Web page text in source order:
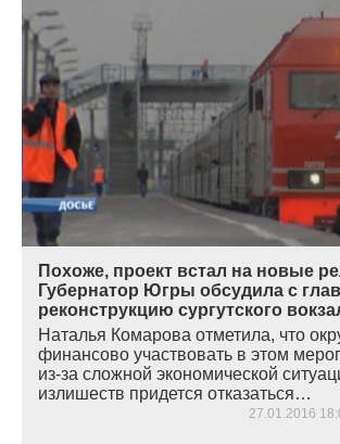
Похоже, проект встал на новые
Губернатор Югры обсудила с
реконструкцию сургутского
Наталья Комарова отметила, что
финансово участвовать в этом
из-за сложной экономической
излишеств придется отказаться…
27.01.2016